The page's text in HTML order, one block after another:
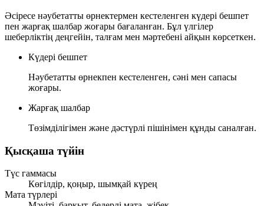
Әсіресе нәубетатты өрнектермен кестеленген күдері бешпет
пен жарғақ шалбар жоғары бағаланған. Бұл үлгілер
шеберліктің деңгейін, талғам мен мәртебені айқын көрсеткен.
Күдері бешпет
Нәубетатты өрнекпен кестеленген, сәні мен сапасы
жоғары.
Жарғақ шалбар
Төзімділігімен және дәстүрлі пішінімен құнды саналған.
Қысқаша түйін
Түс гаммасы
Көгілдір, қоңыр, шымқай күрең
Мата түрлері